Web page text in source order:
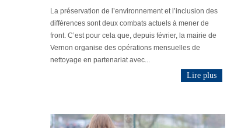
La préservation de l’environnement et l’inclusion des
différences sont deux combats actuels à mener de
front. C’est pour cela que, depuis février, la mairie de
Vernon organise des opérations mensuelles de
nettoyage en partenariat avec...
Lire plus